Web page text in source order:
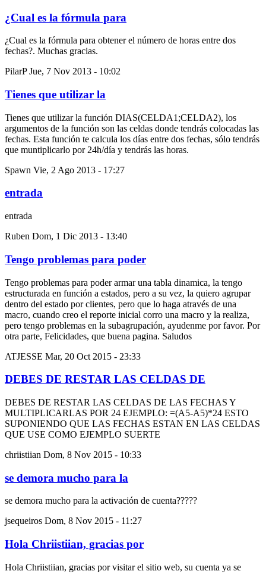
¿Cual es la fórmula para
¿Cual es la fórmula para obtener el número de horas entre dos
fechas?. Muchas gracias.
PilarP Jue, 7 Nov 2013 - 10:02
Tienes que utilizar la
Tienes que utilizar la función DIAS(CELDA1;CELDA2), los
argumentos de la función son las celdas donde tendrás colocadas las
fechas. Esta función te calcula los días entre dos fechas, sólo tendrás
que muntiplicarlo por 24h/día y tendrás las horas.
Spawn Vie, 2 Ago 2013 - 17:27
entrada
entrada
Ruben Dom, 1 Dic 2013 - 13:40
Tengo problemas para poder
Tengo problemas para poder armar una tabla dinamica, la tengo
estructurada en función a estados, pero a su vez, la quiero agrupar
dentro del estado por clientes, pero que lo haga através de una
macro, cuando creo el reporte inicial corro una macro y la realiza,
pero tengo problemas en la subagrupación, ayudenme por favor. Por
otra parte, Felicidades, que buena pagina. Saludos
ATJESSE Mar, 20 Oct 2015 - 23:33
DEBES DE RESTAR LAS CELDAS DE
DEBES DE RESTAR LAS CELDAS DE LAS FECHAS Y
MULTIPLICARLAS POR 24 EJEMPLO: =(A5-A5)*24 ESTO
SUPONIENDO QUE LAS FECHAS ESTAN EN LAS CELDAS
QUE USE COMO EJEMPLO SUERTE
chriistiian Dom, 8 Nov 2015 - 10:33
se demora mucho para la
se demora mucho para la activación de cuenta?????
jsequeiros Dom, 8 Nov 2015 - 11:27
Hola Chriistiian, gracias por
Hola Chriistiian, gracias por visitar el sitio web, su cuenta ya se